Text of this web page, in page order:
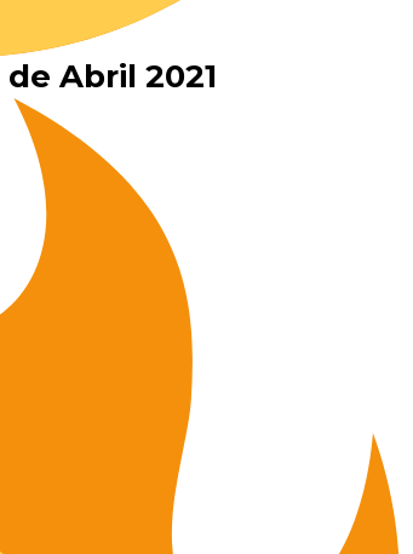
de Abril 2021